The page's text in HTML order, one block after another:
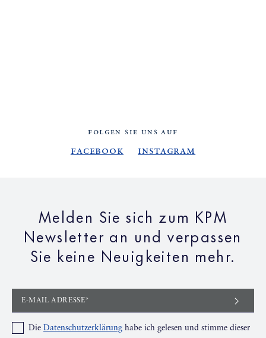
FOLGEN SIE UNS AUF
Facebook Instagram
Melden Sie sich zum KPM
Newsletter an und verpassen
Sie keine Neuigkeiten mehr.
E-MAIL ADRESSE*
Die Datenschutzerklärung habe ich gelesen und stimme dieser